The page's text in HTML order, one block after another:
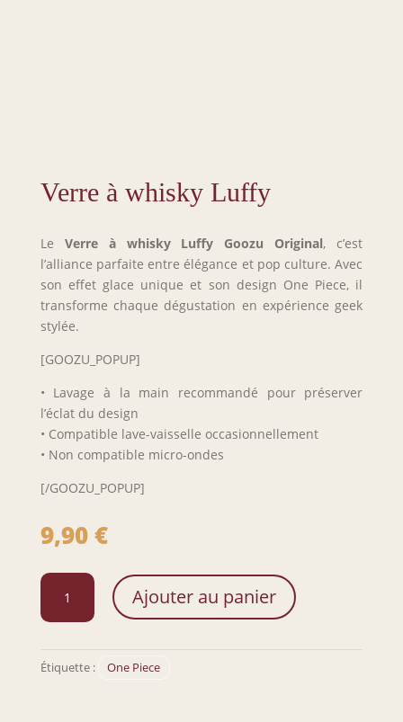
Verre à whisky Luffy
Le Verre à whisky Luffy Goozu Original, c’est
l’alliance parfaite entre élégance et pop culture. Avec
son effet glace unique et son design One Piece, il
transforme chaque dégustation en expérience geek
stylée.
[GOOZU_POPUP]
• Lavage à la main recommandé pour préserver
l’éclat du design
• Compatible lave-vaisselle occasionnellement
• Non compatible micro-ondes
[/GOOZU_POPUP]
9,90€
quantité
Verre
whisky
Ajouter au panier
Étiquette : One Piece